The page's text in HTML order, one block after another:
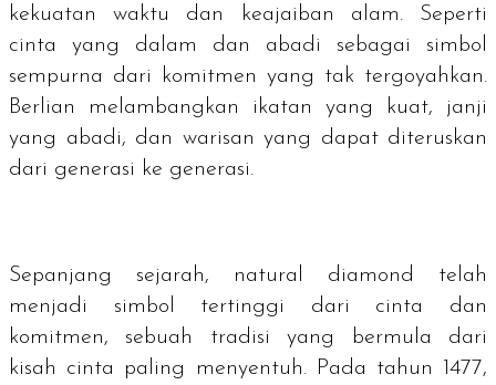
kekuatan waktu dan keajaiban alam. Seperti
cinta yang dalam dan abadi sebagai simbol
sempurna dari komitmen yang tak tergoyahkan.
Berlian melambangkan ikatan yang kuat, janji
yang abadi, dan warisan yang dapat diteruskan
dari generasi ke generasi.
Sepanjang sejarah, natural diamond
telah
menjadi simbol tertinggi dari cinta dan
komitmen, sebuah tradisi yang bermula dari
kisah cinta paling menyentuh. Pada tahun 1477,